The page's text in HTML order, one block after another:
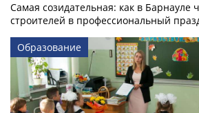
Самая созидательная: как в Барнауле
строителей в профессиональный
Образование